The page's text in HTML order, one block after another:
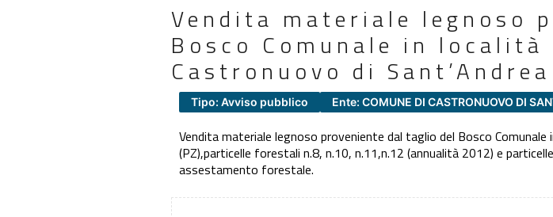
Vendita materiale legnoso
Bosco Comunale in località
Castronuovo di
Tipo: Avviso pubblico Ente: COMUNE DI CASTRONUOVO DI
Vendita materiale legnoso proveniente dal taglio del Bosco
(PZ),particelle forestali n.8, n.10, n.11,n.12 (annualità 2012) e
assestamento forestale.